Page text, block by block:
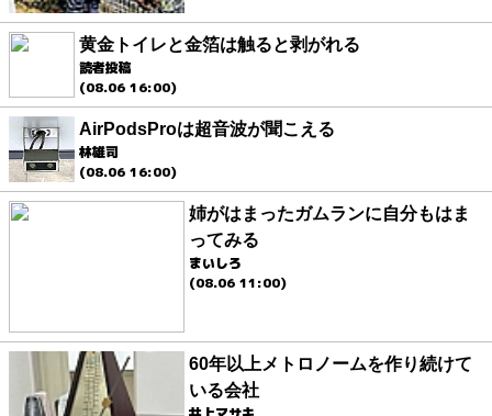
黄金トイレと金箔は触ると剥がれる
読者投稿
(08.06 16:00)
AirPodsProは超音波が聞こえる
林雄司
(08.06 16:00)
姉がはまったガムランに自分もはま
ってみる
まいしろ
(08.06 11:00)
60年以上メトロノームを作り続けて
いる会社